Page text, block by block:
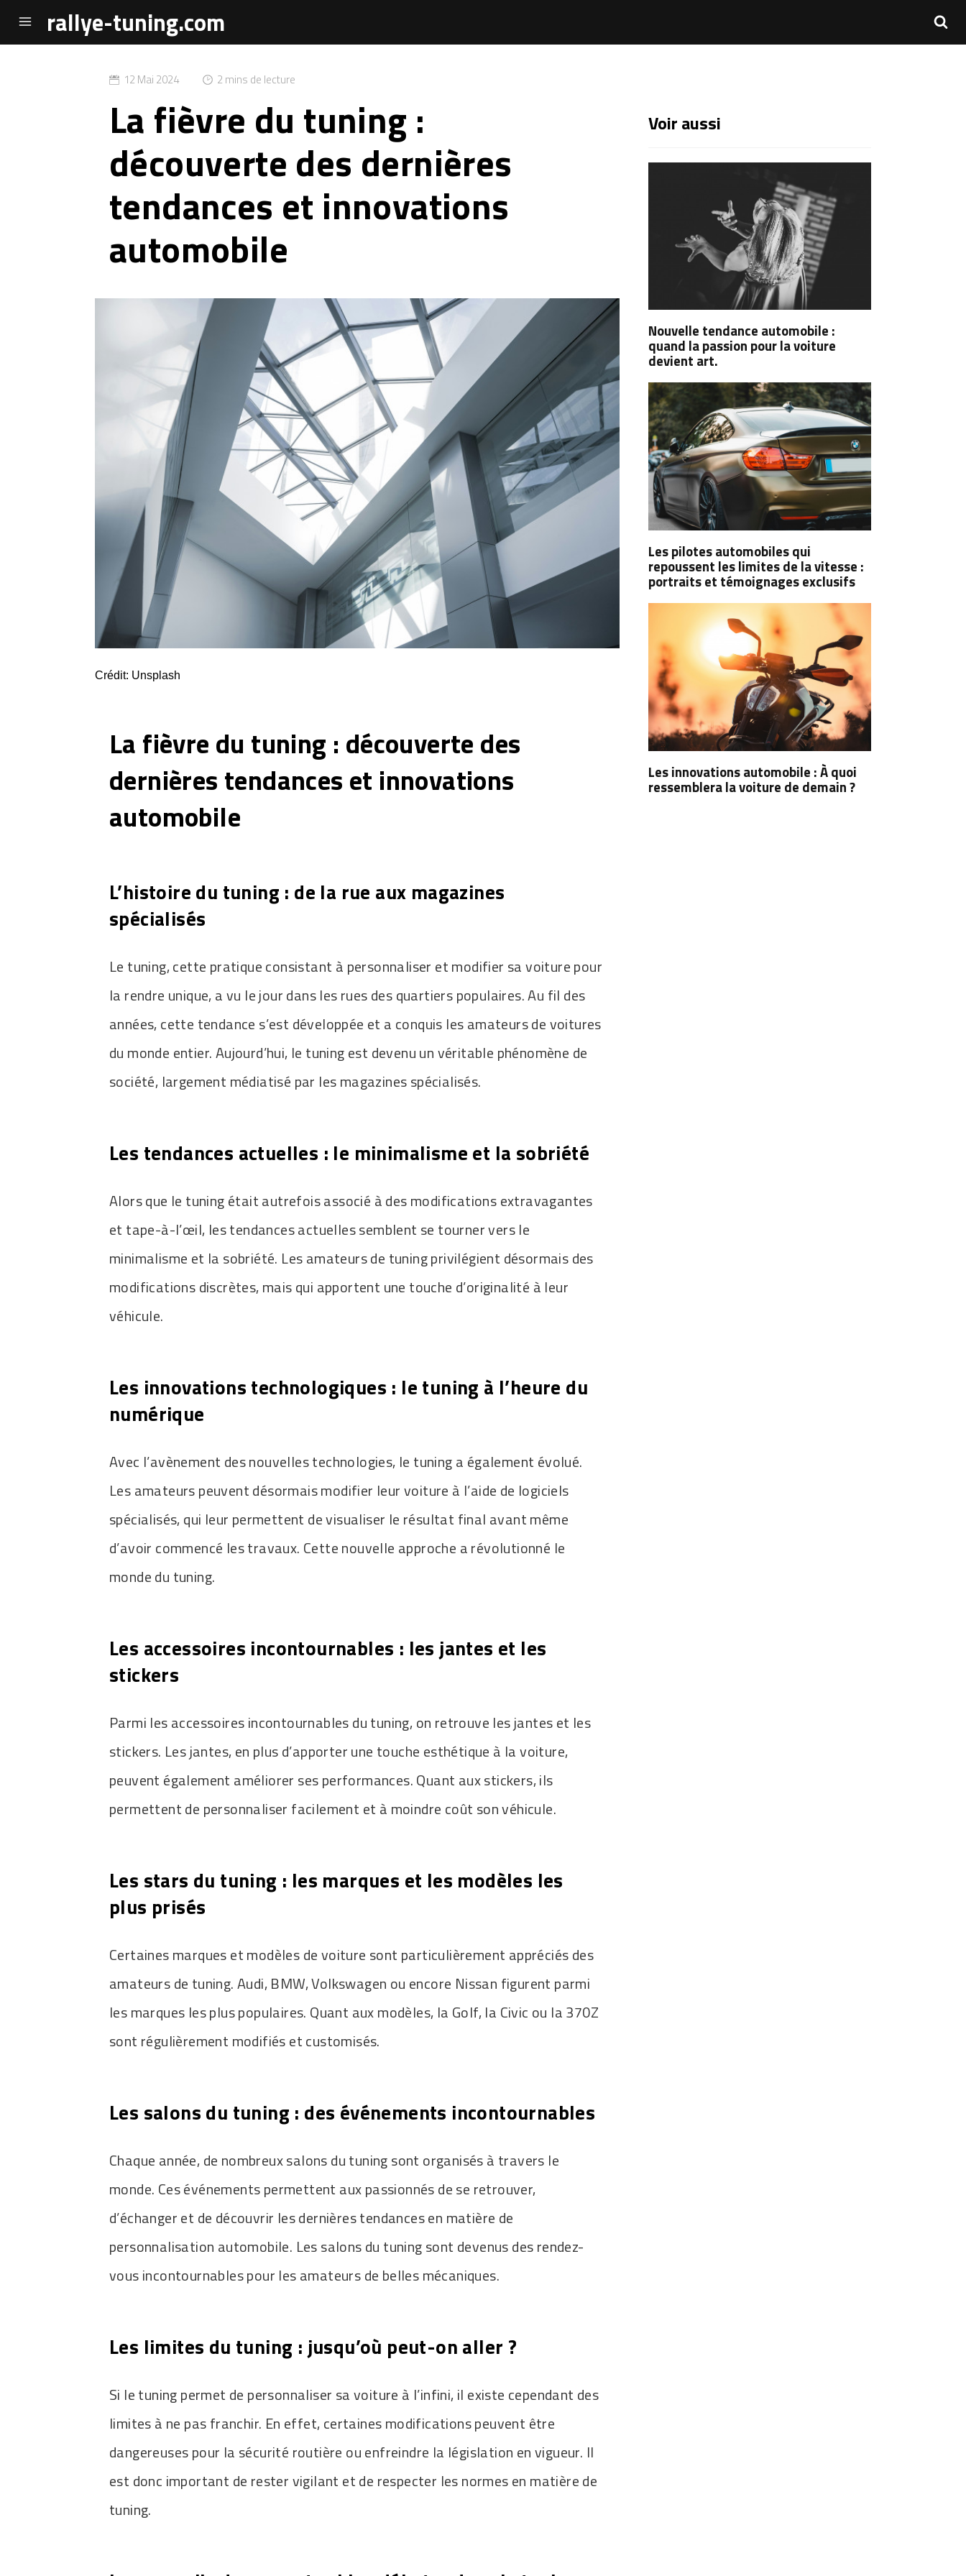
rallye-tuning.com
12 Mai 2024 2 mins de lecture
La fièvre du tuning :
découverte des dernières
tendances et innovations
automobile
Crédit: Unsplash
La fièvre du tuning : découverte des
dernières tendances et innovations
automobile
L’histoire du tuning : de la rue aux magazines
spécialisés
Le tuning, cette pratique consistant à personnaliser et modifier sa voiture pour
la rendre unique, a vu le jour dans les rues des quartiers populaires. Au fil des
années, cette tendance s’est développée et a conquis les amateurs de voitures
du monde entier. Aujourd’hui, le tuning est devenu un véritable phénomène de
société, largement médiatisé par les magazines spécialisés.
Les tendances actuelles : le minimalisme et la sobriété
Alors que le tuning était autrefois associé à des modifications extravagantes
et tape-à-l’œil, les tendances actuelles semblent se tourner vers le
minimalisme et la sobriété. Les amateurs de tuning privilégient désormais des
modifications discrètes, mais qui apportent une touche d’originalité à leur
véhicule.
Les innovations technologiques : le tuning à l’heure du
numérique
Avec l’avènement des nouvelles technologies, le tuning a également évolué.
Les amateurs peuvent désormais modifier leur voiture à l’aide de logiciels
spécialisés, qui leur permettent de visualiser le résultat final avant même
d’avoir commencé les travaux. Cette nouvelle approche a révolutionné le
monde du tuning.
Les accessoires incontournables : les jantes et les
stickers
Parmi les accessoires incontournables du tuning, on retrouve les jantes et les
stickers. Les jantes, en plus d’apporter une touche esthétique à la voiture,
peuvent également améliorer ses performances. Quant aux stickers, ils
permettent de personnaliser facilement et à moindre coût son véhicule.
Les stars du tuning : les marques et les modèles les
plus prisés
Certaines marques et modèles de voiture sont particulièrement appréciés des
amateurs de tuning. Audi, BMW, Volkswagen ou encore Nissan figurent parmi
les marques les plus populaires. Quant aux modèles, la Golf, la Civic ou la 370Z
sont régulièrement modifiés et customisés.
Les salons du tuning : des événements incontournables
Chaque année, de nombreux salons du tuning sont organisés à travers le
monde. Ces événements permettent aux passionnés de se retrouver,
d’échanger et de découvrir les dernières tendances en matière de
personnalisation automobile. Les salons du tuning sont devenus des rendez-
vous incontournables pour les amateurs de belles mécaniques.
Les limites du tuning : jusqu’où peut-on aller ?
Si le tuning permet de personnaliser sa voiture à l’infini, il existe cependant des
limites à ne pas franchir. En effet, certaines modifications peuvent être
dangereuses pour la sécurité routière ou enfreindre la législation en vigueur. Il
est donc important de rester vigilant et de respecter les normes en matière de
tuning.
Voir aussi
Nouvelle tendance automobile :
quand la passion pour la voiture
devient art.
Les pilotes automobiles qui
repoussent les limites de la vitesse :
portraits et témoignages exclusifs
Les innovations automobile : À quoi
ressemblera la voiture de demain ?